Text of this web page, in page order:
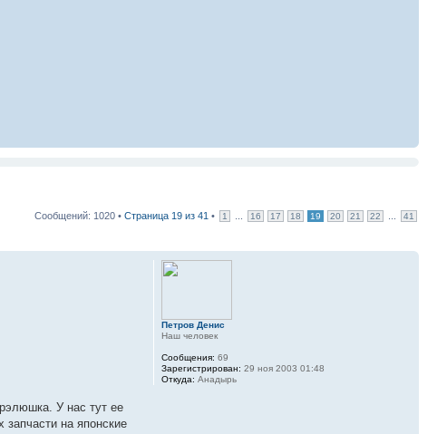
Сообщений: 1020 • Страница 19 из 41 • 1 16 17 18 19 20 21 22 41
У нас тут ее
на японские
Петров Денис
Наш человек
Сообщения: 69
Зарегистрирован: 29 ноя 2003 01:48
Откуда: Анадырь